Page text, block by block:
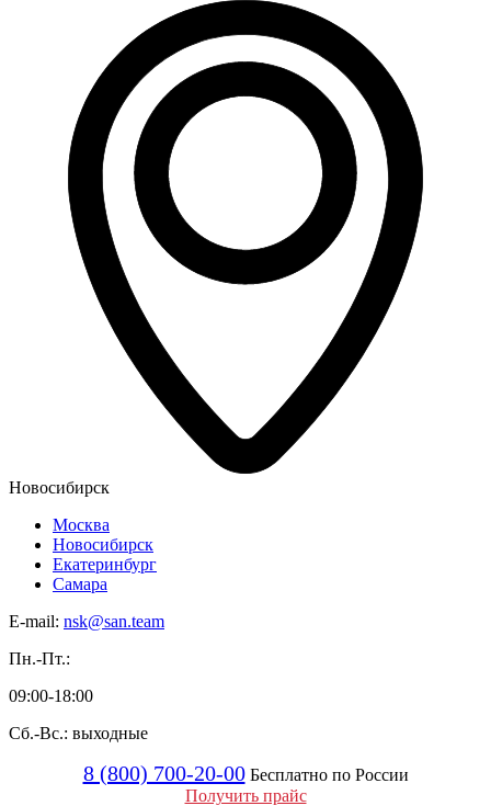
Новосибирск
Москва
Новосибирск
Екатеринбург
Самара
E-mail: nsk@san.team
Пн.-Пт.:
09:00-18:00
Сб.-Вс.: выходные
8 (800) 700-20-00 Бесплатно по России
Получить прайс